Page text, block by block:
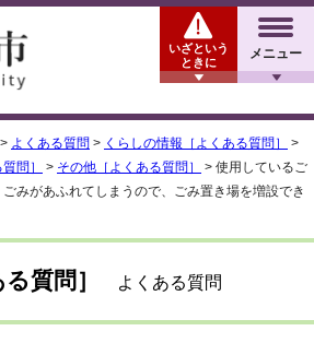
メニュー
いざという
ときに
> よくある質問 > くらしの情報［よくある質問］
>
問］
> その他［よくある質問］
> 使用しているご
みがあふれてしまうので、ごみ置き場を増設でき
質問］ よくある質問